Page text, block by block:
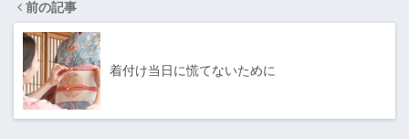
前の記事
着付け当日に慌てないために